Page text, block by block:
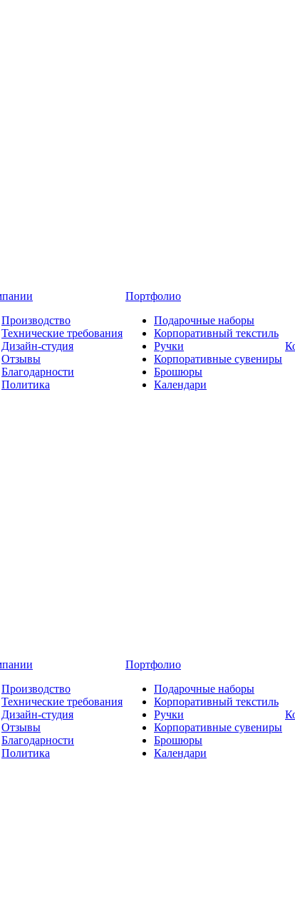
Производство
Технические требования
Дизайн-студия
Отзывы
Благодарности
Политика
Портфолио
Подарочные наборы
Корпоративный текстиль
Ручки
Корпоративные сувениры
Брошюры
Календари
Производство
Технические требования
Дизайн-студия
Отзывы
Благодарности
Политика
Портфолио
Подарочные наборы
Корпоративный текстиль
Ручки
Корпоративные сувениры
Брошюры
Календари